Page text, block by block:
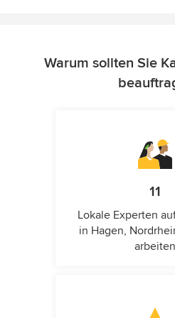
Warum sollten Sie
11
Lokale Experten
in Hagen,
arbeiten